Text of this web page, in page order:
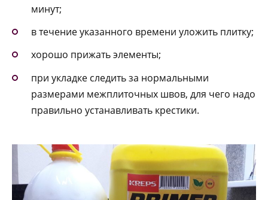
минут;
в течение указанного времени уложить плитку;
хорошо прижать элементы;
при укладке следить за нормальными
размерами межплиточных швов, для чего надо
правильно устанавливать крестики.